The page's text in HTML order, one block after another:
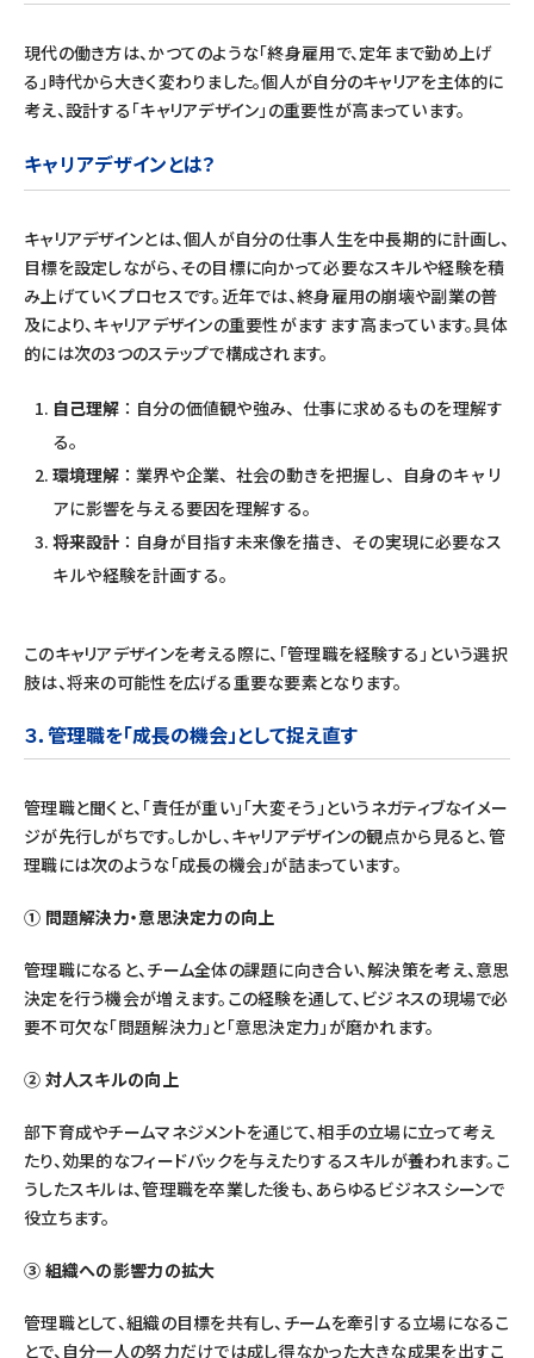
現代の働き方は、かつてのような「終身雇用で、定年まで勤め上げ
る」時代から大きく変わりました。個人が自分のキャリアを主体的に
考え、設計する「キャリアデザイン」の重要性が高まっています。
キャリアデザインとは？
キャリアデザインとは、個人が自分の仕事人生を中長期的に計画し、
目標を設定しながら、その目標に向かって必要なスキルや経験を積
み上げていくプロセスです。近年では、終身雇用の崩壊や副業の普
及により、キャリアデザインの重要性がますます高まっています。具体
的には次の3つのステップで構成されます。
自己理解 ：自分の価値観や強み、仕事に求めるものを理解す
る。
環境理解 ：業界や企業、社会の動きを把握し、自身のキャリ
アに影響を与える要因を理解する。
将来設計 ：自身が目指す未来像を描き、その実現に必要なス
キルや経験を計画する。
このキャリアデザインを考える際に、「管理職を経験する」という選択
肢は、将来の可能性を広げる重要な要素となります。
３．管理職を「成長の機会」として捉え直す
管理職と聞くと、「責任が重い」「大変そう」というネガティブなイメー
ジが先行しがちです。しかし、キャリアデザインの観点から見ると、管
理職には次のような「成長の機会」が詰まっています。
① 問題解決力・意思決定力の向上
管理職になると、チーム全体の課題に向き合い、解決策を考え、意思
決定を行う機会が増えます。この経験を通して、ビジネスの現場で必
要不可欠な「問題解決力」と「意思決定力」が磨かれます。
② 対人スキルの向上
部下育成やチームマネジメントを通じて、相手の立場に立って考え
たり、効果的なフィードバックを与えたりするスキルが養われます。こ
うしたスキルは、管理職を卒業した後も、あらゆるビジネスシーンで
役立ちます。
③ 組織への影響力の拡大
管理職として、組織の目標を共有し、チームを牽引する立場になるこ
とで、自分一人の努力だけでは成し得なかった大きな成果を出すこ